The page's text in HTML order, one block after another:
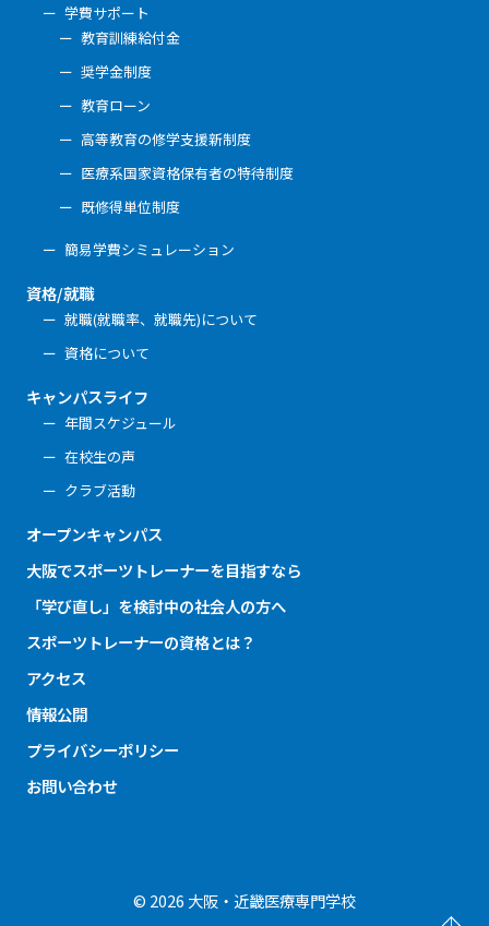
学費サポート
教育訓練給付金
奨学金制度
教育ローン
高等教育の修学支援新制度
医療系国家資格保有者の特待制度
既修得単位制度
簡易学費シミュレーション
資格/就職
就職(就職率、就職先)について
資格について
キャンパスライフ
年間スケジュール
在校生の声
クラブ活動
オープンキャンパス
大阪でスポーツトレーナーを目指すなら
「学び直し」を検討中の社会人の方へ
スポーツトレーナーの資格とは？
アクセス
情報公開
プライバシーポリシー
お問い合わせ
© 2026 大阪・近畿医療専門学校